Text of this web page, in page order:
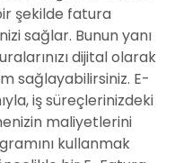
şekilde fatura
sağlar. Bunun yanı
dijital olarak
sağlayabilirsiniz. E-
iş süreçlerinizdeki
maliyetlerini
kullanmak